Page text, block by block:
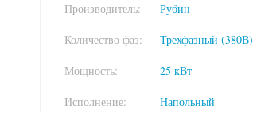
Производитель: Рубин
Количество фаз: Трехфазный (380В)
Мощность: 25 кВт
Исполнение: Напольный